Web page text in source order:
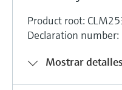
Product root:
Declaration
Mostrar detalles